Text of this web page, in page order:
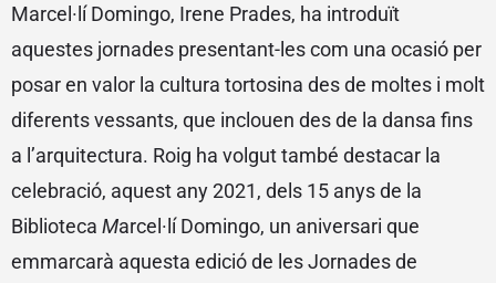
Marcel·lí Domingo, Irene Prades, ha introduït
aquestes jornades presentant-les com una ocasió per
posar en valor la cultura tortosina des de moltes i molt
diferents vessants, que inclouen des de la dansa fins
a l’arquitectura. Roig ha volgut també destacar la
celebració, aquest any 2021, dels 15 anys de la
Biblioteca Marcel·lí Domingo, un aniversari que
emmarcarà aquesta edició de les Jornades de